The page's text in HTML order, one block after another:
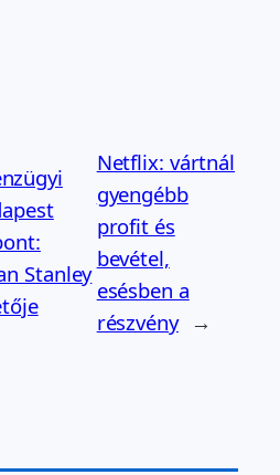
Stanley
Netflix: vártnál
gyengébb
profit és
bevétel,
esésben a
részvény →